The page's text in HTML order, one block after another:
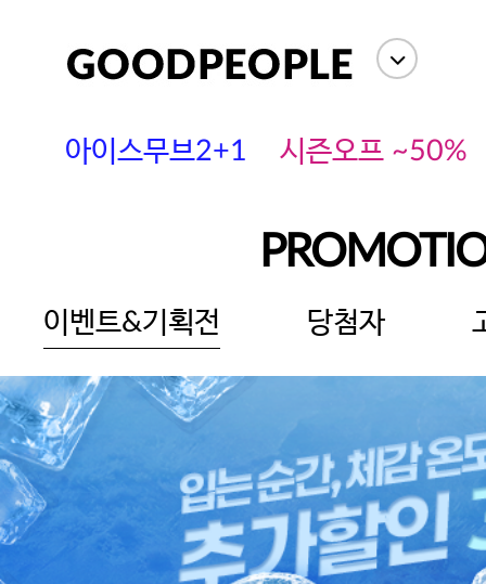
딘 츄츄안나
아이스무브2+1 시즌오프 ~50%
이벤트&기획전 당첨자